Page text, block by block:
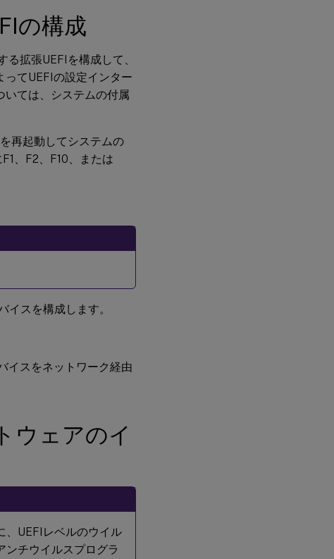
の構成
拡張UEFIを構成して、
てUEFIの設定インター
いては、システムの付属
再起動してシステムの
、F2、F10、または
スを構成します。
イスをネットワーク経由
ウェアのイ
、UEFIレベルのウイル
ンチウイルスプログラ